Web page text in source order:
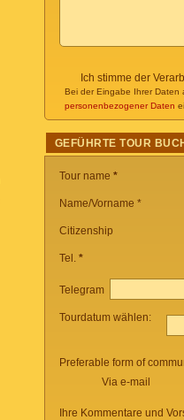
Ich stimme der
Bei der Eingabe Ihrer Daten
personenbezogener Daten
GEFÜHRTE TOUR
Tour name *
Name/Vorname *
Citizenship
Tel. *
Telegram
Tourdatum wählen:
Preferable form of
Via e-mail
Ihre Kommentare und